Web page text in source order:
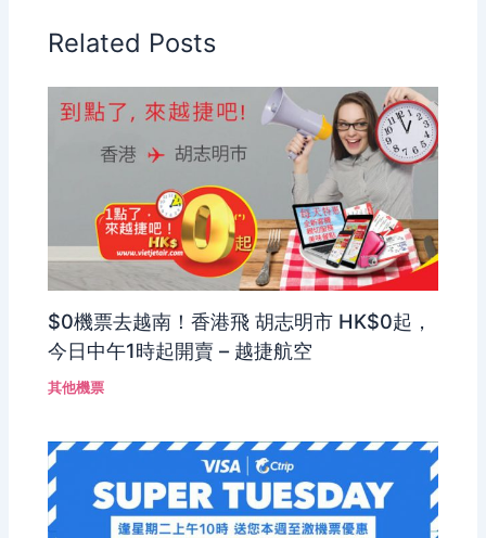
Related Posts
$0機票去越南！香港飛 胡志明市 HK$0起，
今日中午1時起開賣 – 越捷航空
其他機票